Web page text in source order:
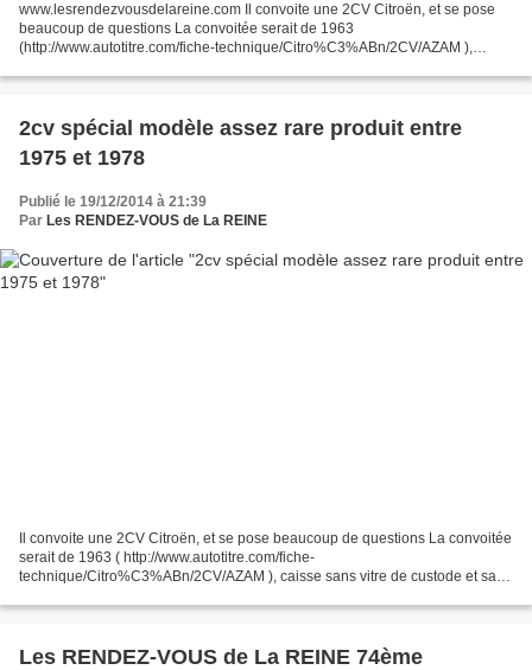
www.lesrendezvousdelareine.com Il convoite une 2CV Citroën, et se pose
beaucoup de questions La convoitée serait de 1963
(http://www.autotitre.com/fiche-technique/Citro%C3%ABn/2CV/AZAM ),
2cv spécial modèle assez rare produit entre
1975 et 1978
Publié le 19/12/2014 à 21:39
Par Les RENDEZ-VOUS de La REINE
Il convoite une 2CV Citroën, et se pose beaucoup de questions La convoitée
serait de 1963 ( http://www.autotitre.com/fiche-
technique/Citro%C3%ABn/2CV/AZAM ), caisse sans vitre de custode et sans
Les RENDEZ-VOUS de La REINE 74ème